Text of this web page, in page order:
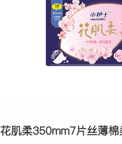
花肌柔350mm7片丝薄棉